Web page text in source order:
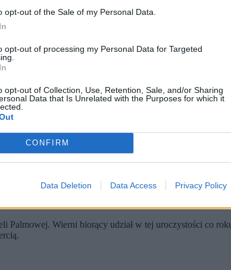
opt-out of the Sale of my Personal Data.
opt-out of processing my Personal Data for Targeted
opt-out of Collection, Use, Retention, Sale, and/or Sharing
Data that Is Unrelated with the Purposes for which it
CONFIRM
Data Deletion Data Access Privacy Policy
Garcia / Shutterstock)
Świąt Wielkanocnych. Nie odbędzie się
28 marca odbędzie się różaniec, który ma ubłagać u
zamknięty.
wiernym informację o zbliżających się obchodach
Przede wszystkim nie będą w tych dniach odprawiane
Palmowej. Wierni biorący udział w tej uroczystości co